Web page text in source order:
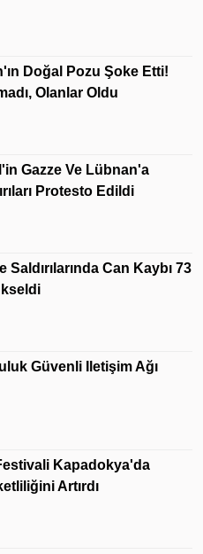
Doğal Pozu Şoke Etti!
Olanlar Oldu
Gazze Ve Lübnan'a
Protesto Edildi
Saldırılarında Can Kaybı 73
Güvenli Iletişim Ağı
Kapadokya'da
Artırdı